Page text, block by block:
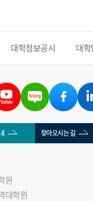
대학정보공시 대
찾아오시는 길
원
대학원